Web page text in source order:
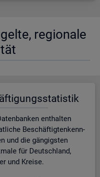
re­gio­na­le
ent­hal­ten
Be­schäf­tig­ten­kenn­
und die gän­gigs­ten
für Deutsch­land,
und Krei­se.